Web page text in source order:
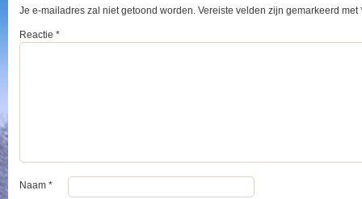
Je e-mailadres zal niet getoond worden. Vereiste velden zijn gemarkeerd met
Reactie*
Naam*